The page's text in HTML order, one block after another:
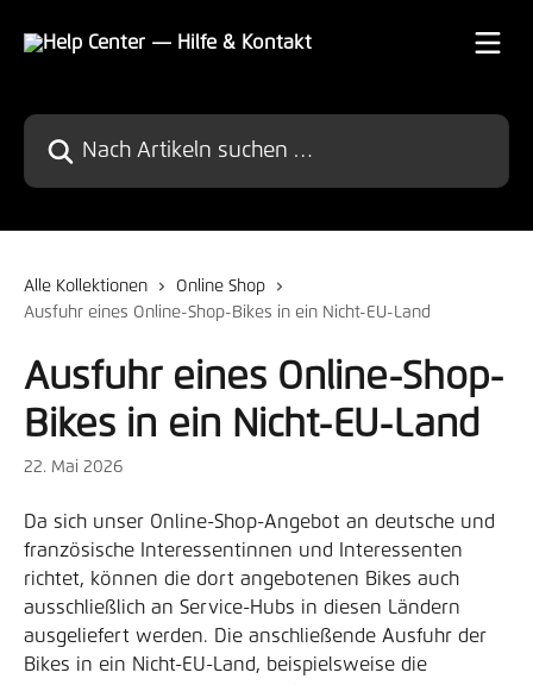
Nach Artikeln suchen …
Alle Kollektionen
Online Shop
Ausfuhr eines Online-Shop-Bikes in ein Nicht-EU-Land
Ausfuhr eines Online-Shop-
Bikes in ein Nicht-EU-Land
22. Mai 2026
Da sich unser Online-Shop-Angebot an deutsche und
französische Interessentinnen und Interessenten
richtet, können die dort angebotenen Bikes auch
ausschließlich an Service-Hubs in diesen Ländern
ausgeliefert werden. Die anschließende Ausfuhr der
Bikes in ein Nicht-EU-Land, beispielsweise die